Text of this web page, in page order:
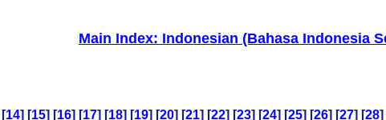
Main Index: Indonesian (Bahasa Indonesia
14] [15] [16] [17] [18] [19] [20] [21] [22] [23] [24] [25] [26] [27] [28]